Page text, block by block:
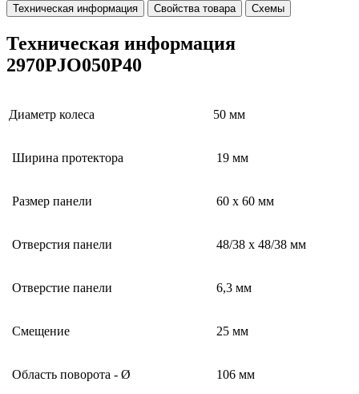
Техническая информация
Свойства товара Схемы
Техническая информация
2970PJO050P40
Диаметр колеса 50 мм
Ширина протектора 19 мм
Размер панели 60 x 60 мм
Отверстия панели 48/38 x 48/38 мм
Отверстие панели 6,3 мм
Смещение 25 мм
Область поворота - Ø 106 мм